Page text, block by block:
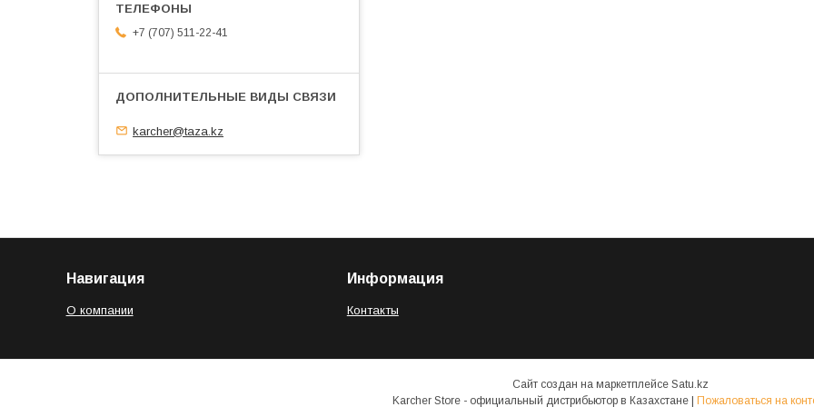
+7 (707) 511-22-41
karcher@taza.kz
Навигация
О компании
Информация
Контакты
Сайт создан на маркетплейсе Satu.kz
Пожаловаться на